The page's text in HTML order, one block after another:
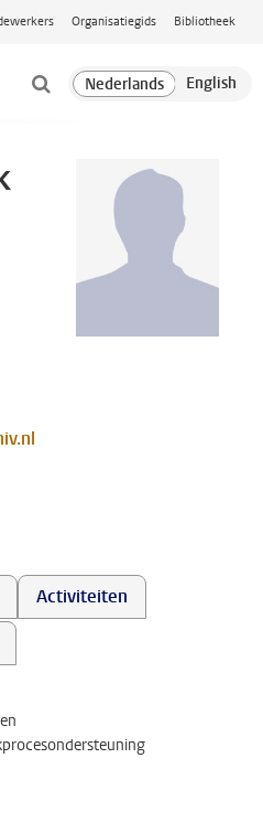
Organisatiegids Bibliotheek
Activiteiten